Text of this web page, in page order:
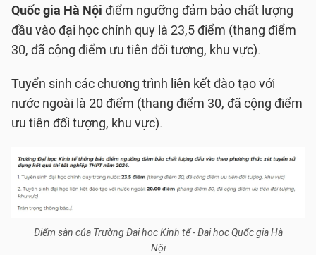
Quốc gia Hà Nội điểm ngưỡng đảm bảo chất lượng
đầu vào đại học chính quy là 23,5 điểm (thang điểm
30, đã cộng điểm ưu tiên đối tượng, khu vực).
Tuyển sinh các chương trình liên kết đào tạo với
nước ngoài là 20 điểm (thang điểm 30, đã cộng điểm
ưu tiên đối tượng, khu vực).
Điểm sàn của Trường Đại học Kinh tế - Đại học Quốc gia Hà
Nội